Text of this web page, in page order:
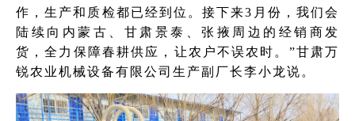
作，生产和质检都已经到位。接下来3月份，我们会
陆续向内蒙古、甘肃景泰、张掖周边的经销商发
货，全力保障春耕供应，让农户不误农时。”甘肃万
锐农业机械设备有限公司生产副厂长李小龙说。